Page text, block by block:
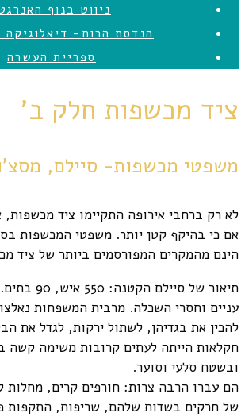
ניווט בנוף
הנדסת הרוח- דיאלוגיקה
ספריית העשרה
ציד מכשפות חלק ב'
משפטי מכשפות- סיילם,
לא רק ברחבי אירופה התקיימו ציד
אם כי בהיקף קטן יותר. משפטי המכשפות
הינם מהמקרים המפורסמים ביותר של ציד
תיאור של
עניים וחסרי השכלה. מרבית המשפחות
להכין את בגדיהן, לשתול ירקות, לגדל את
חקלאות הייתה לעתים קרובות משימה קשה
ובשטח סלעי וסוער.
הם עברו הרבה צרות: חורפים קרים, מחלות
של חרקים בשדות שלהם, שריפות, התקפות